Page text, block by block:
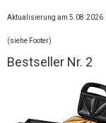
Aktualisierung am 5.08.2026
(siehe Footer)
Bestseller Nr. 2